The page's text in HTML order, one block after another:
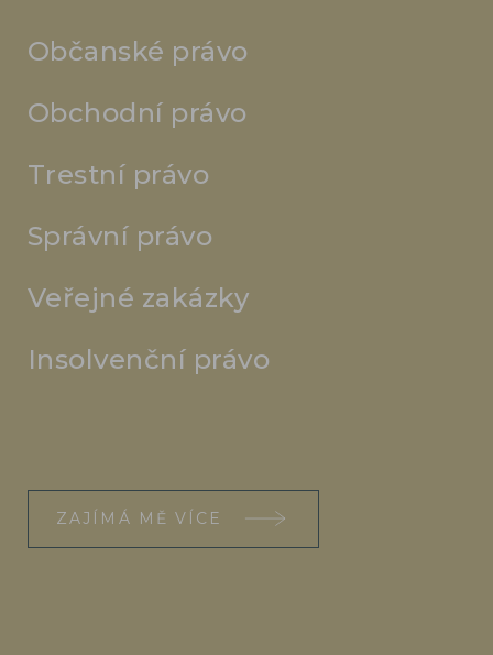
Občanské právo
Obchodní právo
Trestní právo
Správní právo
Veřejné zakázky
Insolvenční právo
ZAJÍMÁ MĚ VÍCE